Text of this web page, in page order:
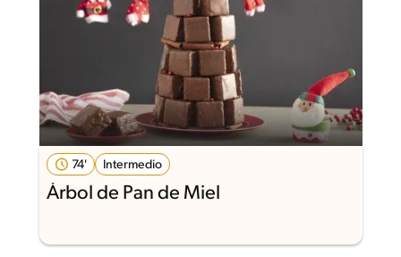
74' Intermedio
Árbol de Pan de Miel